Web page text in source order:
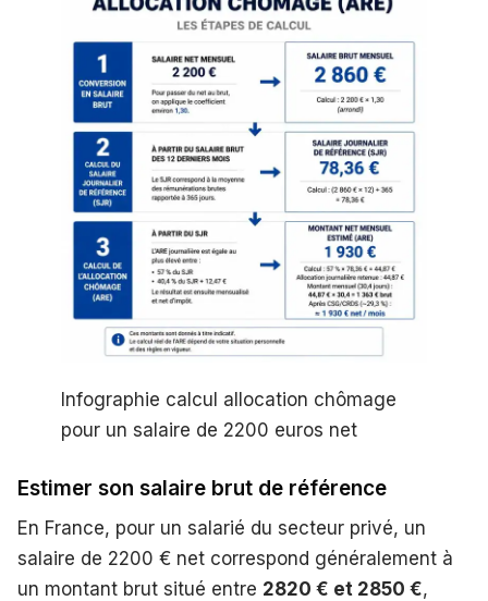
Infographie calcul allocation chômage
pour un salaire de 2200 euros net
Estimer son salaire brut de référence
En France, pour un salarié du secteur privé, un
salaire de 2200 € net correspond généralement à
un montant brut situé entre 2820 € et 2850 €,